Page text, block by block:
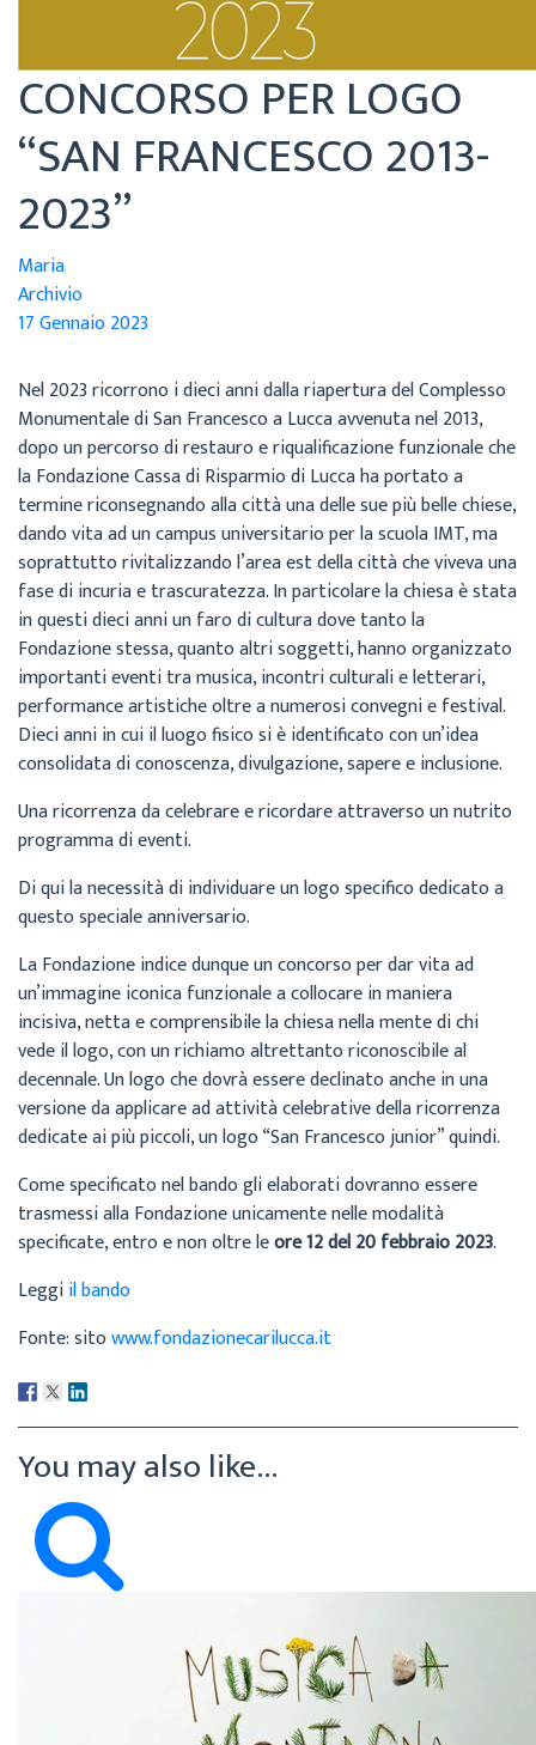
CONCORSO PER LOGO
“SAN FRANCESCO 2013-
2023”
Maria
Archivio
17 Gennaio 2023
Nel 2023 ricorrono i dieci anni dalla riapertura del Complesso
Monumentale di San Francesco a Lucca avvenuta nel 2013,
dopo un percorso di restauro e riqualificazione funzionale che
la Fondazione Cassa di Risparmio di Lucca ha portato a
termine riconsegnando alla città una delle sue più belle chiese,
dando vita ad un campus universitario per la scuola IMT, ma
soprattutto rivitalizzando l’area est della città che viveva una
fase di incuria e trascuratezza. In particolare la chiesa è stata
in questi dieci anni un faro di cultura dove tanto la
Fondazione stessa, quanto altri soggetti, hanno organizzato
importanti eventi tra musica, incontri culturali e letterari,
performance artistiche oltre a numerosi convegni e festival.
Dieci anni in cui il luogo fisico si è identificato con un’idea
consolidata di conoscenza, divulgazione, sapere e inclusione.
Una ricorrenza da celebrare e ricordare attraverso un nutrito
programma di eventi.
Di qui la necessità di individuare un logo specifico dedicato a
questo speciale anniversario.
La Fondazione indice dunque un concorso per dar vita ad
un’immagine iconica funzionale a collocare in maniera
incisiva, netta e comprensibile la chiesa nella mente di chi
vede il logo, con un richiamo altrettanto riconoscibile al
decennale. Un logo che dovrà essere declinato anche in una
versione da applicare ad attività celebrative della ricorrenza
dedicate ai più piccoli, un logo “San Francesco junior” quindi.
Come specificato nel bando gli elaborati dovranno essere
trasmessi alla Fondazione unicamente nelle modalità
specificate, entro e non oltre leore 12 del 20 febbraio 2023.
Leggiil bando
Fonte: sitowww.fondazionecarilucca.it
You may also like...